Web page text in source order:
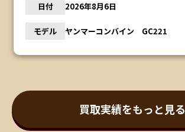
日付 2026年8月6日
モデル ヤンマーコンバイン GC221
買取実績をもっと見る